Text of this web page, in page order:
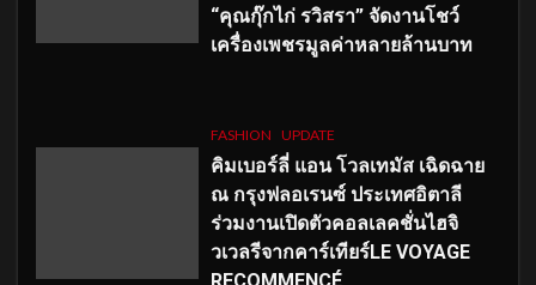
“คุณกุ๊กไก่ รวิสรา” จัดงานโชว์
เครื่องเพชรมูลค่าหลายล้านบาท
FASHION UPDATE
คิมเบอร์ลี่ แอน โวลเทมัส เฉิดฉาย
ณ กรุงฟลอเรนซ์ ประเทศอิตาลี
ร่วมงานเปิดตัวคอลเลคชั่นไฮจิ
วเวลรีจากคาร์เทียร์LE VOYAGE
RECOMMENCÉ